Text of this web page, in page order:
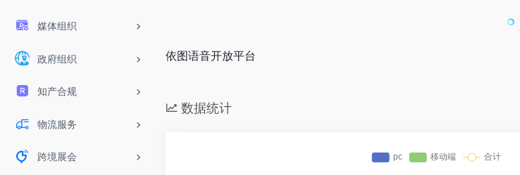
媒体组织
政府组织
知产合规
物流服务
跨境展会
依图语音开放平台
数据统计